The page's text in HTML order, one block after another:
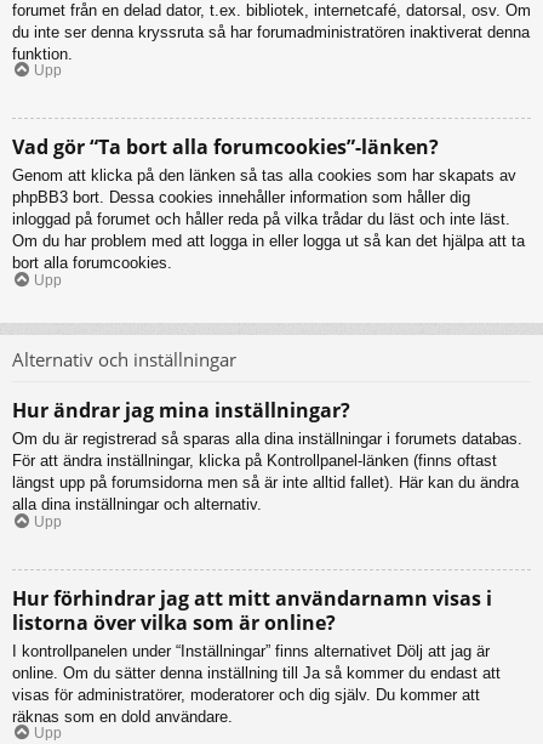
forumet från en delad dator, t.ex. bibliotek, internetcafé, datorsal, osv. Om
du inte ser denna kryssruta så har forumadministratören inaktiverat denna
funktion.
Upp
Vad gör “Ta bort alla forumcookies”-länken?
Genom att klicka på den länken så tas alla cookies som har skapats av
phpBB3 bort. Dessa cookies innehåller information som håller dig
inloggad på forumet och håller reda på vilka trådar du läst och inte läst.
Om du har problem med att logga in eller logga ut så kan det hjälpa att ta
bort alla forumcookies.
Upp
Alternativ och inställningar
Hur ändrar jag mina inställningar?
Om du är registrerad så sparas alla dina inställningar i forumets databas.
För att ändra inställningar, klicka på Kontrollpanel-länken (finns oftast
längst upp på forumsidorna men så är inte alltid fallet). Här kan du ändra
alla dina inställningar och alternativ.
Upp
Hur förhindrar jag att mitt användarnamn visas i
listorna över vilka som är online?
I kontrollpanelen under “Inställningar” finns alternativet Dölj att jag är
online. Om du sätter denna inställning till Ja så kommer du endast att
visas för administratörer, moderatorer och dig själv. Du kommer att
räknas som en dold användare.
Upp